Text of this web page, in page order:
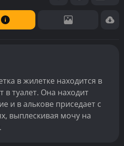
в жилетке находится в
в туалет. Она находит
и в алькове приседает с
выплескивая мочу на